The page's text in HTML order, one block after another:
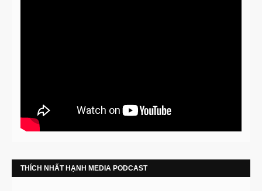
THÍCH NHẤT HẠNH MEDIA PODCAST